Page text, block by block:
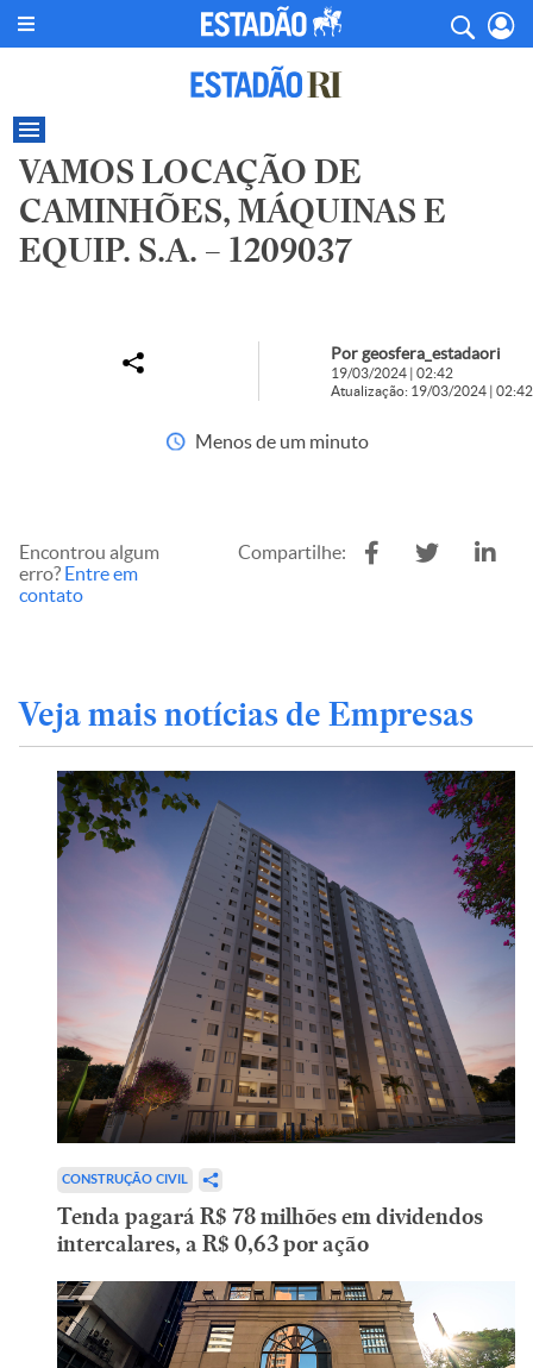
VAMOS LOCAÇÃO DE
CAMINHÕES, MÁQUINAS E
EQUIP. S.A. – 1209037
Por geosfera_estadaori
19/03/2024 | 02:42
Atualização: 19/03/2024 | 02:42
Menos de um minuto
Encontrou algum
erro? Entre em
contato
Compartilhe:
Veja mais notícias de Empresas
CONSTRUÇÃO CIVIL
Tenda pagará R$ 78 milhões em dividendos
intercalares, a R$ 0,63 por ação